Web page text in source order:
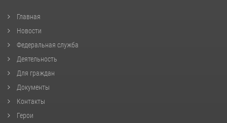
Главная
Новости
Федеральная служба
Деятельность
Для граждан
Документы
Контакты
Герои